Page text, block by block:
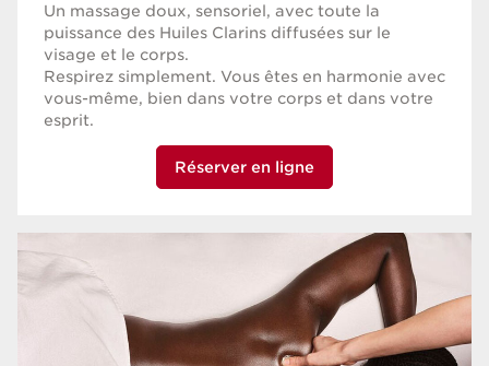
Un massage doux, sensoriel, avec toute la
puissance des Huiles Clarins diffusées sur le
visage et le corps.
Respirez simplement. Vous êtes en harmonie avec
vous-même, bien dans votre corps et dans votre
esprit.
Réserver en ligne